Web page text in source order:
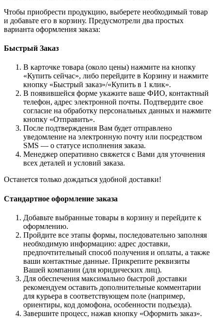
Чтобы приобрести продукцию, выберете необходимый товар
и добавьте его в корзину. Предусмотрели два простых
варианта оформления заказа:
Быстрый Заказ
В карточке товара (около цены) нажмите на кнопку
«Купить сейчас», либо перейдите в Корзину и нажмите
кнопку «Быстрый заказ»/«Купить в 1 клик».
В появившейся форме укажите ваше ФИО, контактный
телефон, адрес электронной почты. Подтвердите свое
согласие на обработку персональных данных и нажмите
кнопку «Отправить».
После подтверждения Вам будет отправлено
уведомление на электронную почту или посредством
SMS — о статусе исполнения заказа.
Менеджер оперативно свяжется с Вами для уточнения
всех деталей и условий заказа.
Останется только дождаться удобной доставки!
Стандартное оформление заказа
Добавьте выбранные товары в корзину и перейдите к
оформлению.
Пройдите все этапы формы, последовательно заполняя
необходимую информацию: адрес доставки,
предпочтительный способ получения и оплаты, а также
ваши контактные данные. Прикрепите реквизиты
Вашей компании (для юридических лиц).
Для обеспечения максимально быстрой доставки
рекомендуем оставить дополнительные комментарии
для курьера в соответствующем поле (например,
ориентиры, код домофона, особенности подъезда).
Завершите процесс, нажав кнопку «Оформить заказ».